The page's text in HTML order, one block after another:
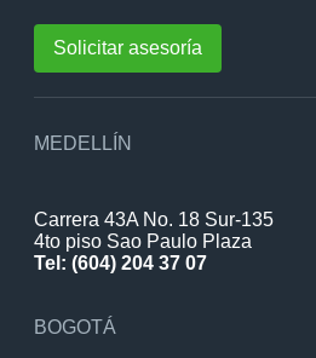
Solicitar asesoría
MEDELLÍN
Carrera 43A No. 18 Sur-135
4to piso Sao Paulo Plaza
Tel: (604) 204 37 07
BOGOTÁ